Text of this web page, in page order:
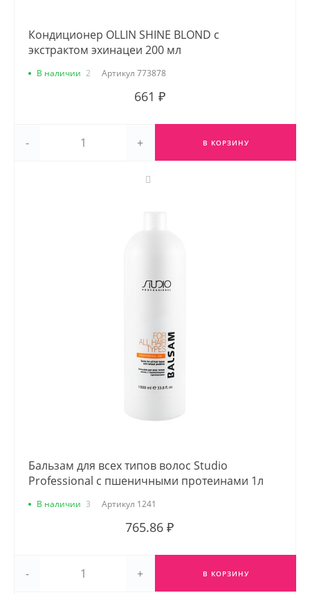
Кондиционер OLLIN SHINE BLOND с
экстрактом эхинацеи 200 мл
В наличии 2 Артикул 773878
661 ₽
- + В КОРЗИНУ
Бальзам для всех типов волос Studio
Professional с пшеничными протеинами 1л
В наличии 3 Артикул 1241
765.86 ₽
- + В КОРЗИНУ